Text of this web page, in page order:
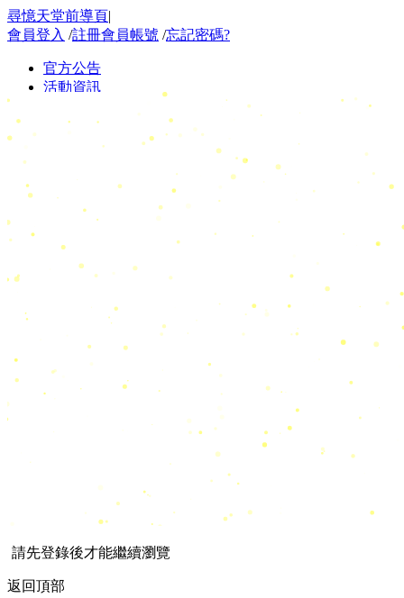
尋憶天堂前導頁|
會員登入 /註冊會員帳號 /忘記密碼?
請先登錄後才能繼續瀏覽
返回頂部